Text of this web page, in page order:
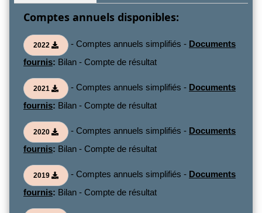
Comptes annuels disponibles:
2022 - Comptes annuels simplifiés - Documents
fournis: Bilan - Compte de résultat
2021 - Comptes annuels simplifiés - Documents
fournis: Bilan - Compte de résultat
2020 - Comptes annuels simplifiés - Documents
fournis: Bilan - Compte de résultat
2019 - Comptes annuels simplifiés - Documents
fournis: Bilan - Compte de résultat